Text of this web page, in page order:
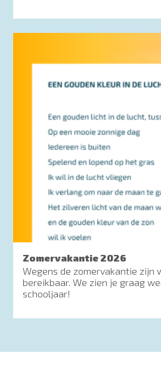
Zomervakantie 2026
Wegens de zomervakantie zijn
bereikbaar. We zien je graag
schooljaar!